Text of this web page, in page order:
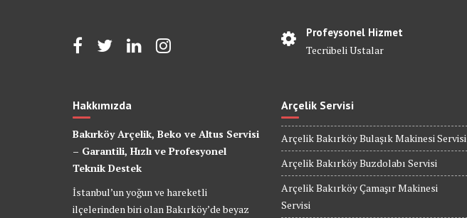
Profeysonel Hizmet
Tecrübeli Ustalar
Hakkımızda
Bakırköy Arçelik, Beko ve Altus Servisi
– Garantili, Hızlı ve Profesyonel
Teknik Destek
İstanbul’un yoğun ve hareketli
ilçelerinden biri olan Bakırköy’de beyaz
Arçelik Servisi
Arçelik Bakırköy Bulaşık Makinesi Servisi
Arçelik Bakırköy Buzdolabı Servisi
Arçelik Bakırköy Çamaşır Makinesi
Servisi